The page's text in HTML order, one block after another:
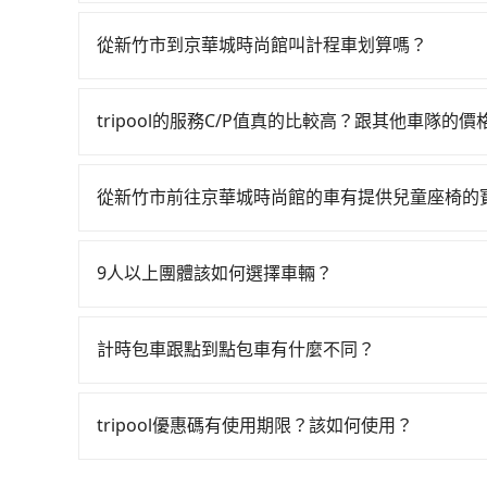
花20分鐘、車費300元後，抵達京華城時尚館 (台
24分鐘在轉乘與等車上，現在還不馬上來預約
提供甲地乙還的iRent應該適合你。註冊完iRent
供最基本的車型，如Toyota Yaris、Prius C、
一位用戶卻遲遲尚未歸還，又或者要還車時卻偏
從新竹市到京華城時尚館叫計程車划算嗎？
到車，也可考慮打電話至附近的計程車隊，如皇
tripool的服務C/P值真的比較高？跟其他車隊的價
的台灣大車隊、大都會、LINE Taxi、Uber，機
務，是絕大多數乘客出行的最佳選擇。
從新竹市前往京華城時尚館的車有提供兒童座椅的
全帶，則需使用嬰兒/兒童座椅或輔以增高墊。如
9人以上團體該如何選擇車輛？
客車最多座位數量就是9人，如扣掉司機就只能乘
上。通常人數沒有超過10位，建議預約一台九人
計時包車跟點到點包車有什麼不同？
通常以每小時為單位，客戶可以根據自己的需要
tripool優惠碼有使用期限？該如何使用？